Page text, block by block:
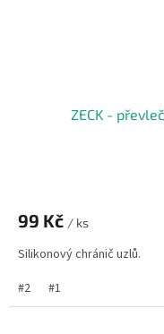
ZECK -
99 Kč / ks
Silikonový chránič uzlů.
#2
#1